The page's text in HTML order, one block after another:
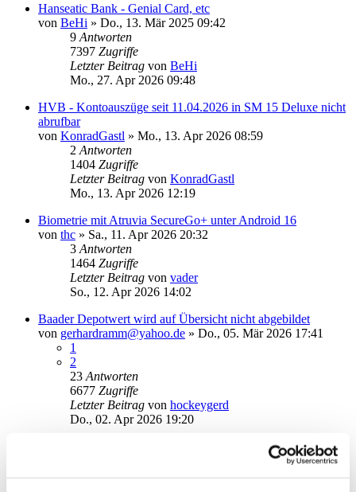
Hanseatic Bank - Genial Card, etc
von BeHi » Do., 13. Mär 2025 09:42
9 Antworten
7397 Zugriffe
Letzter Beitrag von BeHi
Mo., 27. Apr 2026 09:48
HVB - Kontoauszüge seit 11.04.2026 in SM 15 Deluxe nicht
abrufbar
von KonradGastl » Mo., 13. Apr 2026 08:59
2 Antworten
1404 Zugriffe
Letzter Beitrag von KonradGastl
Mo., 13. Apr 2026 12:19
Biometrie mit Atruvia SecureGo+ unter Android 16
von thc » Sa., 11. Apr 2026 20:32
3 Antworten
1464 Zugriffe
Letzter Beitrag von vader
So., 12. Apr 2026 14:02
Baader Depotwert wird auf Übersicht nicht abgebildet
von gerhardramm@yahoo.de » Do., 05. Mär 2026 17:41
1
2
23 Antworten
6677 Zugriffe
Letzter Beitrag von hockeygerd
Do., 02. Apr 2026 19:20
neuen Speicherort der Nutzerdatendateien festlegen
1Antworten